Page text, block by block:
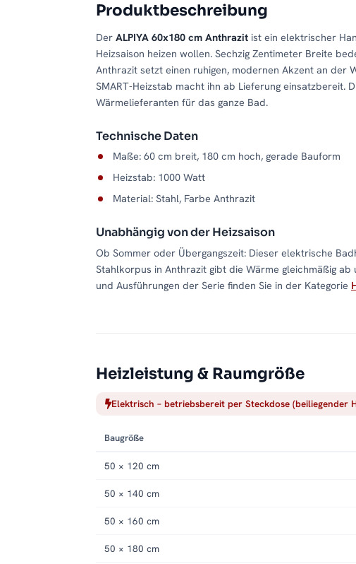
Produktbeschreibung
Der ALPIYA 60x180 cm Anthrazit ist ein elektrischer
Heizsaison heizen wollen. Sechzig Zentimeter Breite
Anthrazit setzt einen ruhigen, modernen Akzent an der
SMART-Heizstab macht ihn ab Lieferung einsatzbereit.
Wärmelieferanten für das ganze Bad.
Technische Daten
Maße: 60 cm breit, 180 cm hoch, gerade Bauform
Heizstab: 1000 Watt
Material: Stahl, Farbe Anthrazit
Unabhängig von der Heizsaison
Ob Sommer oder Übergangszeit: Dieser elektrische
Stahlkorpus in Anthrazit gibt die Wärme gleichmäßig
und Ausführungen der Serie finden Sie in der Kategorie
Heizleistung & Raumgröße
Elektrisch – betriebsbereit per Steckdose (beiliegender
Baugröße
50 × 120 cm
50 × 140 cm
50 × 160 cm
50 × 180 cm